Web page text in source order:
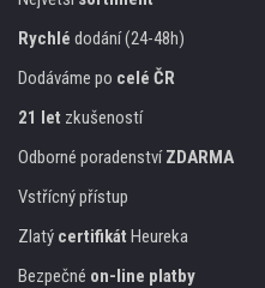
Rychlé dodání (24-48h)
Dodáváme po celé ČR
21 let zkušeností
Odborné poradenstvíZDARMA
Vstřícný přístup
Zlatý certifikát Heureka
Bezpečné on-line platby